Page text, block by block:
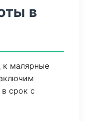
в
к малярные
срок с